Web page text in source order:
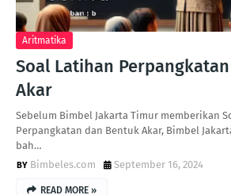
Aritmatika
Soal Latihan
Akar
Sebelum Bimbel Jakarta Timur memberikan
Perpangkatan dan Bentuk Akar, Bimbel
bah…
Bimbeles.com
September 16, 2024
READ MORE »